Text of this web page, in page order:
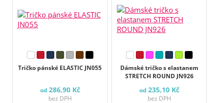
Tričko pánské ELASTIC JN055
od 286,90 Kč
bez DPH
Dámské tričko s elastanem
STRETCH ROUND JN926
od 235,10 Kč
bez DPH